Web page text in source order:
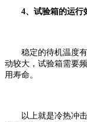
4、试验箱的运行
稳定的待机温度有
动较大，试验箱需要
用寿命。
以上就是冷热冲击